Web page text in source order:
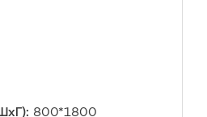
800*1800